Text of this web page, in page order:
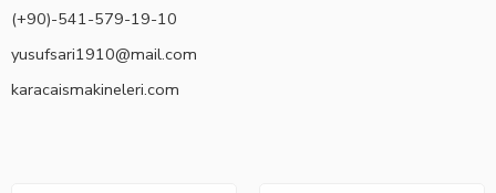
(+90)-541-579-19-10
yusufsari1910@mail.com
karacaismakineleri.com